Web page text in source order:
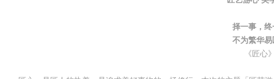
择一事，终
不为繁华易
《匠心